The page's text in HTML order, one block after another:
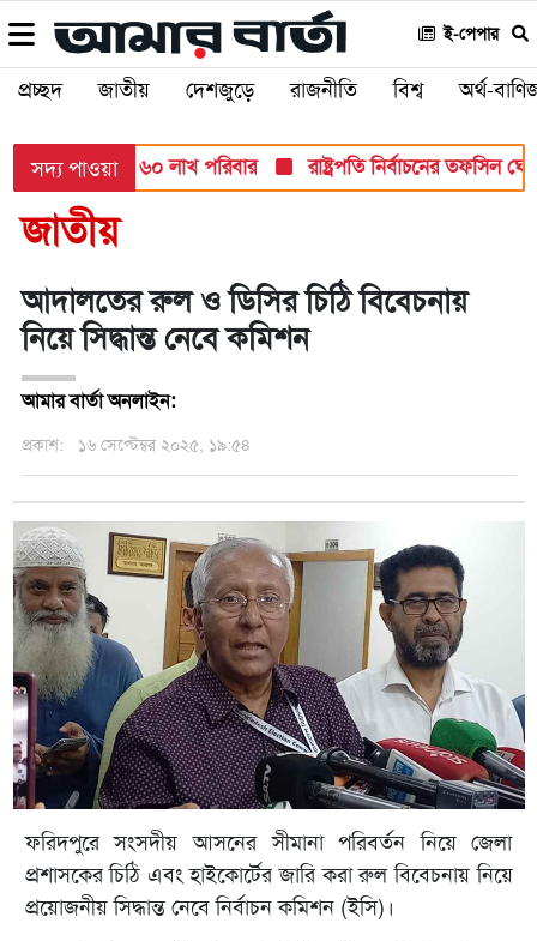
ই-পেপার
প্রচ্ছদ জাতীয় দেশজুড়ে রাজনীতি বিশ্ব অর্থ-
সদ্য পাওয়া
আসবে ১ কোটি ৬০ লাখ পরিবার রাষ্ট্রপতি নির্বাচনের তফসিল
জাতীয়
আদালতের রুল ও ডিসির চিঠি বিবেচনায়
নিয়ে সিদ্ধান্ত নেবে কমিশন
আমার বার্তা অনলাইন:
প্রকাশ: ১৬ সেপ্টেম্বর ২০২৫, ১৯:৫৪
ফরিদপুরে সংসদীয় আসনের সীমানা পরিবর্তন নিয়ে জেলা
প্রশাসকের চিঠি এবং হাইকোর্টের জারি করা রুল বিবেচনায় নিয়ে
প্রয়োজনীয় সিদ্ধান্ত নেবে নির্বাচন কমিশন (ইসি)।